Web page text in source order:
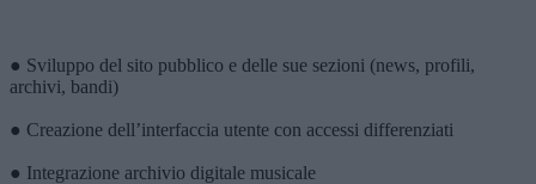
● Sviluppo del sito pubblico e delle sue sezioni (news, profili,
archivi, bandi)
● Creazione dell’interfaccia utente con accessi differenziati
● Integrazione archivio digitale musicale